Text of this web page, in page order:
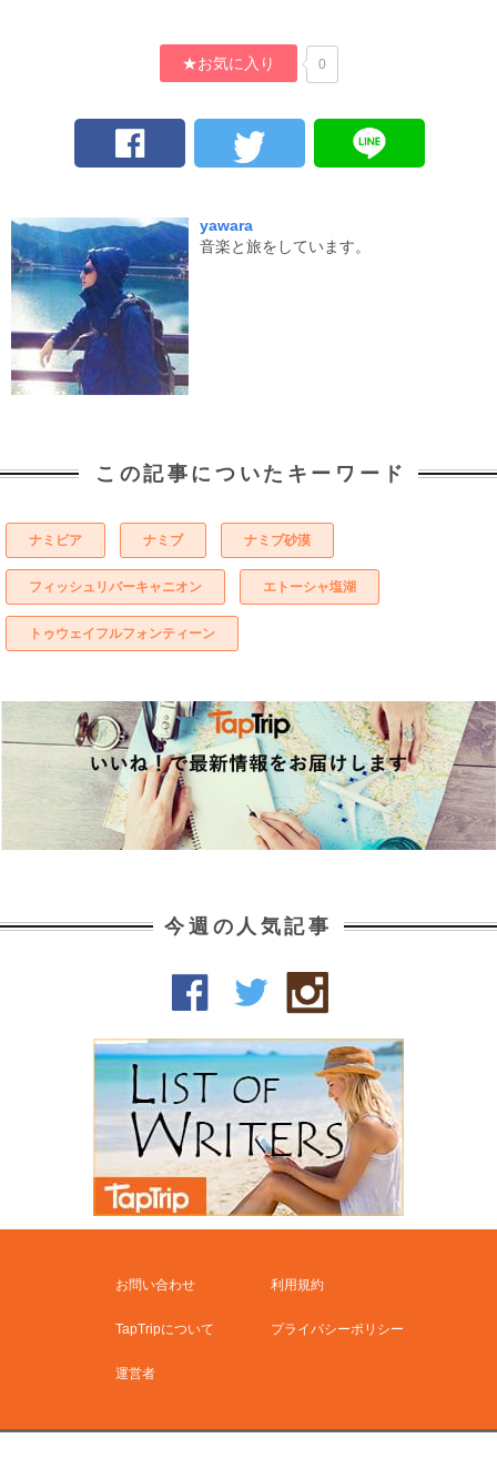
★お気に入り 0
yawara
音楽と旅をしています。
この記事についたキーワード
ナミビア ナミブ ナミブ砂漠
フィッシュリバーキャニオン エトーシャ塩湖
トゥウェイフルフォンティーン
今週の人気記事
お問い合わせ 利用規約
TapTripについて プライバシーポリシー
運営者